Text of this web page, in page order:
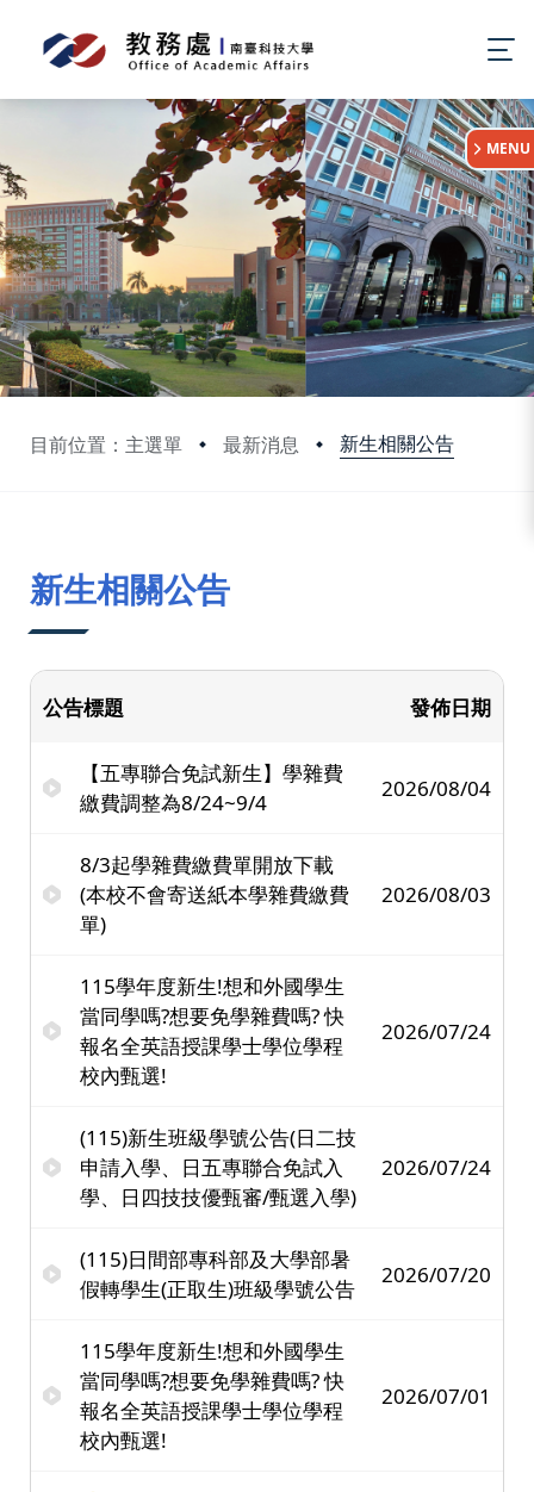
目前位置：主選單 最新消息 新生相關公告
:::
MENU
新生相關公告
公告標題 發佈日期
【五專聯合免試新生】學雜費
繳費調整為8/24~9/4
2026/08/04
8/3起學雜費繳費單開放下載
(本校不會寄送紙本學雜費繳費
單)
2026/08/03
115學年度新生!想和外國學生
當同學嗎?想要免學雜費嗎? 快
報名全英語授課學士學位學程
校內甄選!
2026/07/24
(115)新生班級學號公告(日二技
申請入學、日五專聯合免試入
學、日四技技優甄審/甄選入學)
2026/07/24
(115)日間部專科部及大學部暑
假轉學生(正取生)班級學號公告
2026/07/20
115學年度新生!想和外國學生
當同學嗎?想要免學雜費嗎? 快
報名全英語授課學士學位學程
校內甄選!
2026/07/01